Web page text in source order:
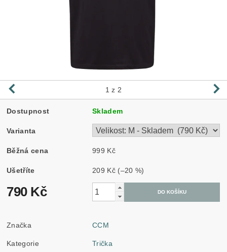
1 z 2
Dostupnost Skladem
Varianta
Běžná cena 999 Kč
Ušetříte 209 Kč (–20 %)
790 Kč
Značka CCM
Kategorie Trička